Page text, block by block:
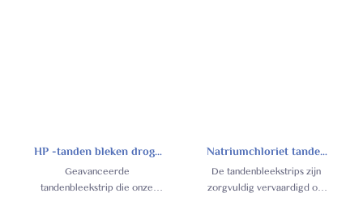
HP -tanden bleken droge
strips
Geavanceerde
tandenbleekstrip die onze
Natriumchloriet tanden
bleken droge strips
De tandenbleekstrips zijn
zorgvuldig vervaardigd om